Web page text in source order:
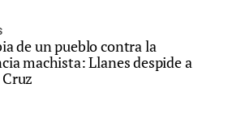
de un pueblo contra la
machista: Llanes despide a